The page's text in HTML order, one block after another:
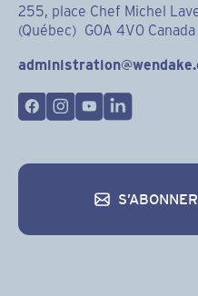
255, place Chef Michel
(Québec) G0A 4V0 Canada
S’abonner à l’infolettre